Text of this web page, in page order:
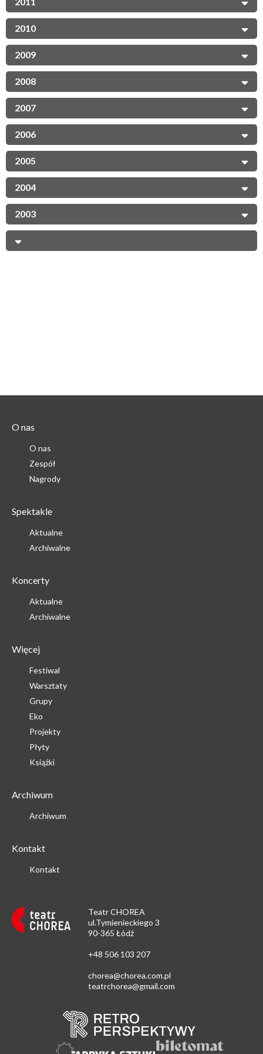
2010
2009
2008
2007
2006
2005
2004
2003
Teatr CHOREA
ul.Tymienieckiego 3
90-365 Łódź
+48 506 103 207
chorea@chorea.com.pl
teatrchorea@gmail.com
O nas
O nas
Zespół
Nagrody
Spektakle
Aktualne
Archiwalne
Koncerty
Aktualne
Archiwalne
Więcej
Festiwal
Warsztaty
Grupy
Eko
Projekty
Płyty
Książki
Archiwum
Archiwum
Kontakt
Kontakt